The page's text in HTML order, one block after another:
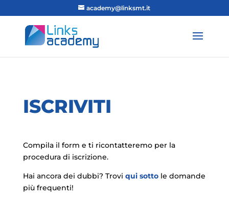
academy@linksmt.it
ISCRIVITI
Compila il form e ti ricontatteremo per la
procedura di iscrizione.
Hai ancora dei dubbi? Trovi qui sotto le domande
più frequenti!